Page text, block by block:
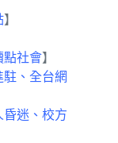
】
點社會】
、全台網
昏迷、校方